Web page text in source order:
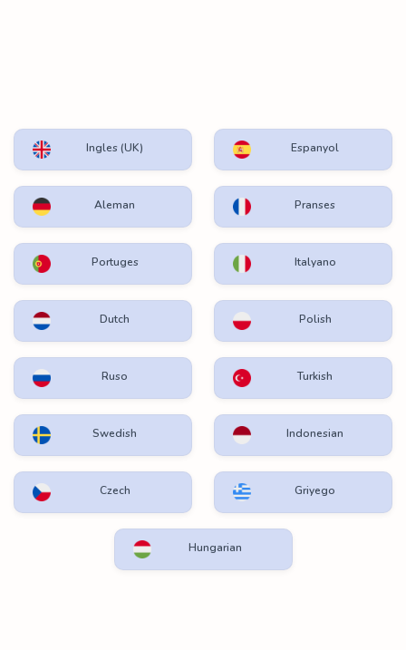
Ingles (UK) Espanyol
Aleman Pranses
Portuges Italyano
Dutch Polish
Ruso Turkish
Swedish Indonesian
Czech Griyego
Hungarian